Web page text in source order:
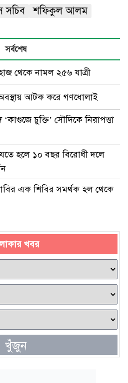
সচিব শফিকুল আলম
সর্বশেষ
থেকে নামল ২৫৬ যাত্রী
অবস্থায় আটক করে গণধোলাই
‘কাগুজে চুক্তি’ সৌদিকে নিরাপত্তা
হলে ১০ বছর বিরোধী দলে
এক শিবির সমর্থক হল থেকে
খবর
খুঁজুন